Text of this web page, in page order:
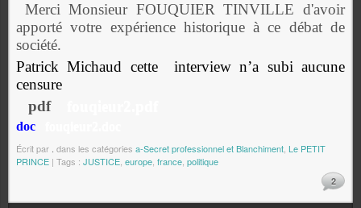
Merci Monsieur FOUQUIER TINVILLE d'avoir
apporté votre expérience historique à ce débat de
société.
Patrick Michaud cette interview n’a subi aucune
censure
pdf
doc
Écrit par . dans les catégories a-Secret professionnel et Blanchiment, Le PETIT
PRINCE | Tags : JUSTICE, europe, france, politique
2